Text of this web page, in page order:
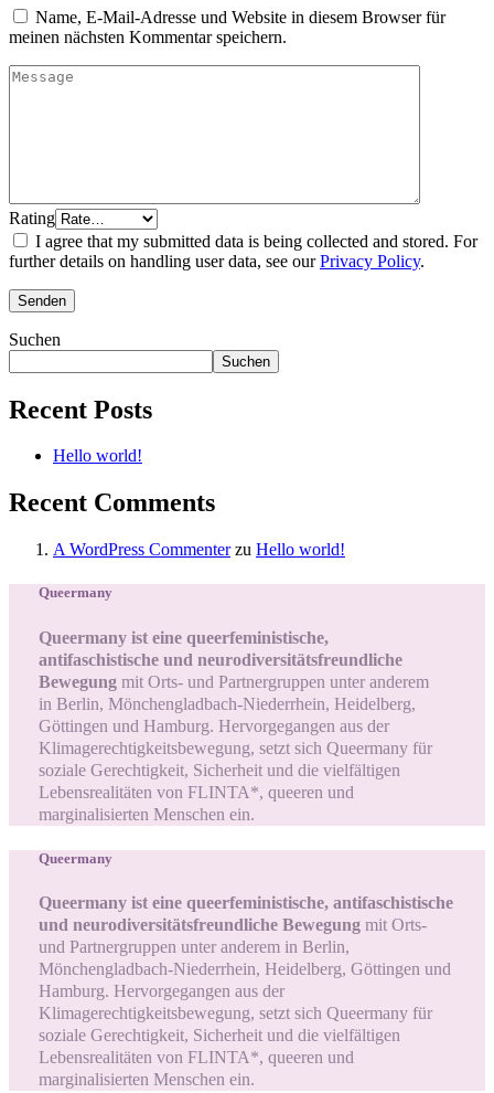
Name, E-Mail-Adresse und Website in diesem Browser für
meinen nächsten Kommentar speichern.
Rating
I agree that my submitted data is being collected and stored. For
further details on handling user data, see ourPrivacy Policy.
Suchen
Suchen
Recent Posts
Hello world!
Recent Comments
A WordPress Commenterzu Hello world!
Queermany
Queermany ist eine queerfeministische,
antifaschistische und neurodiversitätsfreundliche
Bewegung mit Orts- und Partnergruppen unter anderem
in Berlin, Mönchengladbach-Niederrhein, Heidelberg,
Göttingen und Hamburg. Hervorgegangen aus der
Klimagerechtigkeitsbewegung, setzt sich Queermany für
soziale Gerechtigkeit, Sicherheit und die vielfältigen
Lebensrealitäten von FLINTA*, queeren und
marginalisierten Menschen ein.
Queermany
Queermany ist eine queerfeministische, antifaschistische
und neurodiversitätsfreundliche Bewegung mit Orts-
und Partnergruppen unter anderem in Berlin,
Mönchengladbach-Niederrhein, Heidelberg, Göttingen und
Hamburg. Hervorgegangen aus der
Klimagerechtigkeitsbewegung, setzt sich Queermany für
soziale Gerechtigkeit, Sicherheit und die vielfältigen
Lebensrealitäten von FLINTA*, queeren und
marginalisierten Menschen ein.